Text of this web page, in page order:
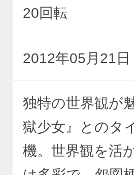
20回転
2012年05月21日
独特の世界観が
獄少女』とのタ
機。世界観を活